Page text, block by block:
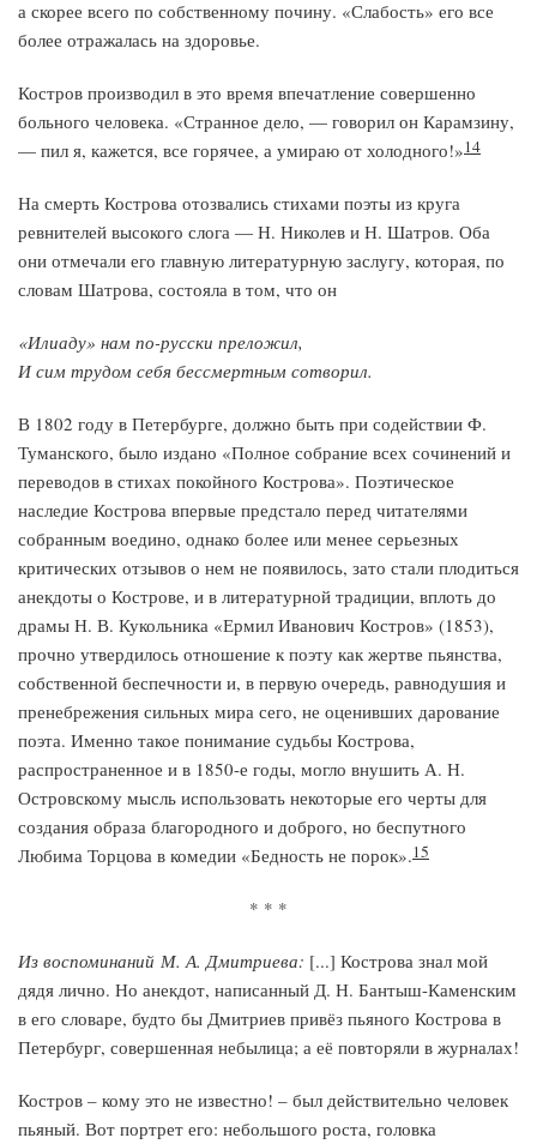
а скорее всего по собственному почину. «Слабость» его все
более отражалась на здоровье.
Костров производил в это время впечатление совершенно
больного человека. «Странное дело, — говорил он Карамзину,
— пил я, кажется, все горячее, а умираю от холодного!»14
На смерть Кострова отозвались стихами поэты из круга
ревнителей высокого слога — Н. Николев и Н. Шатров. Оба
они отмечали его главную литературную заслугу, которая, по
словам Шатрова, состояла в том, что он
«Илиаду» нам по-русски преложил,
И сим трудом себя бессмертным сотворил.
В 1802 году в Петербурге, должно быть при содействии Ф.
Туманского, было издано «Полное собрание всех сочинений и
переводов в стихах покойного Кострова». Поэтическое
наследие Кострова впервые предстало перед читателями
собранным воедино, однако более или менее серьезных
критических отзывов о нем не появилось, зато стали плодиться
анекдоты о Кострове, и в литературной традиции, вплоть до
драмы Н. В. Кукольника «Ермил Иванович Костров» (1853),
прочно утвердилось отношение к поэту как жертве пьянства,
собственной беспечности и, в первую очередь, равнодушия и
пренебрежения сильных мира сего, не оценивших дарование
поэта. Именно такое понимание судьбы Кострова,
распространенное и в 1850-е годы, могло внушить А. Н.
Островскому мысль использовать некоторые его черты для
создания образа благородного и доброго, но беспутного
Любима Торцова в комедии «Бедность не порок».15
* * *
Из воспоминаний М. А. Дмитриева: [...] Кострова знал мой
дядя лично. Но анекдот, написанный Д. Н. Бантыш-Каменским
в его словаре, будто бы Дмитриев привёз пьяного Кострова в
Петербург, совершенная небылица; а её повторяли в журналах!
Костров – кому это не известно! – был действительно человек
пьяный. Вот портрет его: небольшого роста, головка